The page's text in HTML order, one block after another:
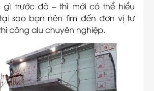
gì trước đã – thì mới có thể hiểu
sao bạn nên tìm đến đơn vị tư
công alu chuyên nghiệp.